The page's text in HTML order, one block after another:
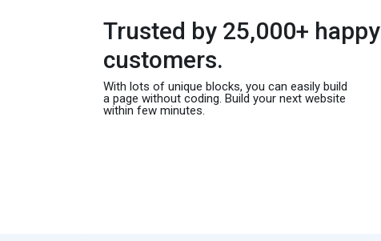
Trusted by 25,000+ happy
customers.
With lots of unique blocks, you can easily build
a page without coding. Build your next website
within few minutes.